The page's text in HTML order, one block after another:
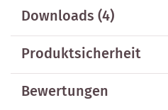
Downloads (4)
Produktsicherheit
Bewertungen